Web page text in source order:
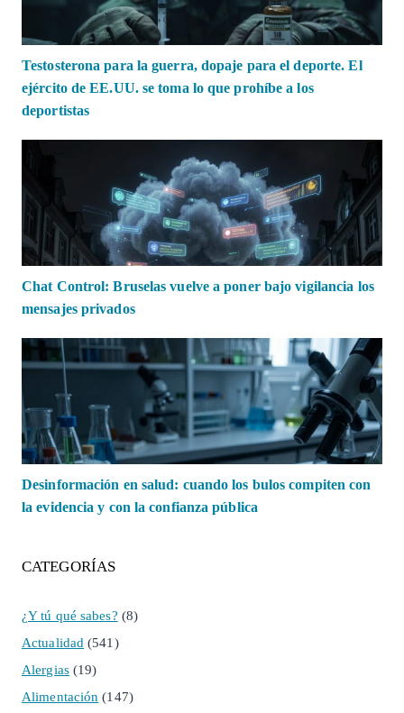
Testosterona para la guerra, dopaje para el deporte. El
ejército de EE.UU. se toma lo que prohíbe a los
deportistas
Chat Control: Bruselas vuelve a poner bajo vigilancia los
mensajes privados
Desinformación en salud: cuando los bulos compiten con
la evidencia y con la confianza pública
CATEGORÍAS
¿Y tú qué sabes? (8)
Actualidad (541)
Alergias(19)
Alimentación (147)